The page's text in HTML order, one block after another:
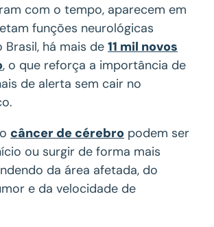
com o tempo, aparecem em
funções neurológicas
Brasil, há mais de 11 mil novos
, o que reforça a importância de
de alerta sem cair no
câncer de cérebro podem ser
ou surgir de forma mais
da área afetada, do
e da velocidade de